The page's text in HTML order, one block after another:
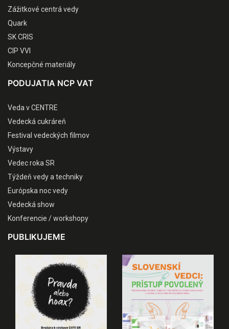
Zážitkové centrá vedy
Quark
SK CRIS
CIP VVI
Koncepčné materiály
PODUJATIA NCP VAT
Veda v CENTRE
Vedecká cukráreň
Festival vedeckých filmov
Výstavy
Vedec roka SR
Týždeň vedy a techniky
Európska noc vedy
Vedecká show
Konferencie / workshopy
PUBLIKUJEME